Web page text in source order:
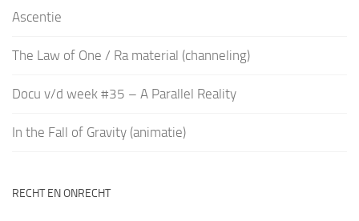
Ascentie
The Law of One / Ra material (channeling)
Docu v/d week #35 – A Parallel Reality
In the Fall of Gravity (animatie)
RECHT EN ONRECHT